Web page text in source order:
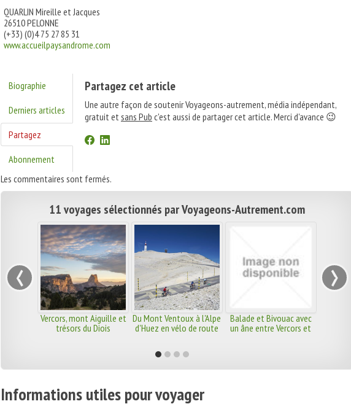
QUARLIN Mireille et Jacques
26510 PELONNE
(+33) (0)4 75 27 85 31
www.accueilpaysandrome.com
Biographie
Derniers articles
Partagez
Abonnement
Partagez cet article
Une autre façon de soutenir Voyageons-autrement, média indépendant,
gratuit etsans Pub c'est aussi de partager cet article. Merci d'avance 😉
Les commentaires sont fermés.
11 voyages sélectionnés par Voyageons-Autrement.com
Vercors, mont Aiguille et
trésors du Diois
Du Mont Ventoux à l'Alpe
d'Huez en vélo de route
Balade et Bivouac avec
un âne entre Vercors et
‹ ›
Informations utiles pour voyager